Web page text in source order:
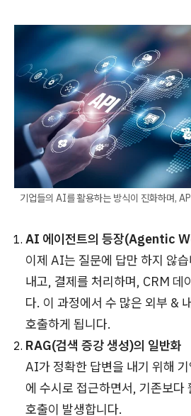
기업들의 AI를 활용하는 방식이 진화하며,
AI 에이전트의 등장(Agentic
이제 AI는 질문에 답만 하지 않
내고, 결제를 처리하며, CRM 데
다. 이 과정에서 수 많은 외부 &
호출하게 됩니다.
RAG(검색 증강 생성)의 일반화
AI가 정확한 답변을 내기 위해
에 수시로 접근하면서, 기존보
호출이 발생합니다.